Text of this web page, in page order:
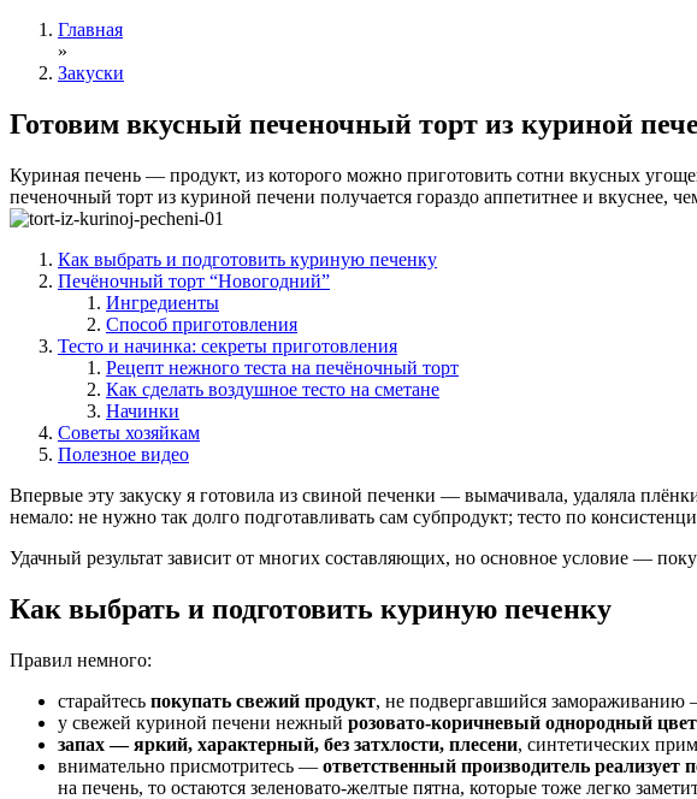
Главная
»
Закуски
Готовим вкусный печеночный торт из куриной
Куриная печень — продукт, из которого можно приготовить сотни вкусных
печеночный торт из куриной печени получается гораздо аппетитнее и вкуснее,
Как выбрать и подготовить куриную печенку
Печёночный торт “Новогодний”
Ингредиенты
Способ приготовления
Тесто и начинка: секреты приготовления
Рецепт нежного теста на печёночный торт
Как сделать воздушное тесто на сметане
Начинки
Советы хозяйкам
Полезное видео
Впервые эту закуску я готовила из свиной печенки — вымачивала, удаляла
немало: не нужно так долго подготавливать сам субпродукт; тесто по
Удачный результат зависит от многих составляющих, но основное условие —
Как выбрать и подготовить куриную печенку
Правил немного:
старайтесь покупать свежий продукт, не подвергавшийся замораживанию
у свежей куриной печени нежный розовато-коричневый однородный цвет
запах — яркий, характерный, без затхлости, плесени, синтетических
внимательно присмотритесь — ответственный производитель реализует
на печень, то остаются зеленовато-желтые пятна, которые тоже легко